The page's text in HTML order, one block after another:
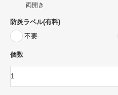
両開き
防炎ラベル(有料)
不要
個数